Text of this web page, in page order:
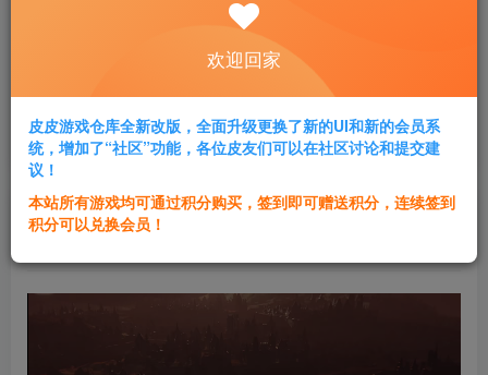
此内容为付费资源，请付费后查看
2积分
黄金会员免费 超级会员免费
登录购买
群主1号
欢迎回家
皮皮游戏仓库全新改版，全面升级更换了新的UI和新的会员系
统，增加了“社区”功能，各位皮友们可以在社区讨论和提交建
议！
本站所有游戏均可通过积分购买，签到即可赠送积分，连续签到
积分可以兑换会员！